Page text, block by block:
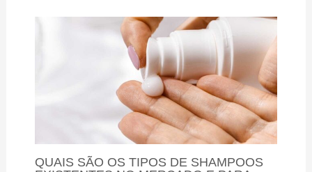
QUAIS SÃO OS TIPOS DE SHAMPOOS